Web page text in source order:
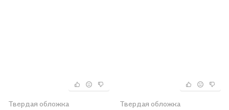
Твердая обложка Твердая обложка